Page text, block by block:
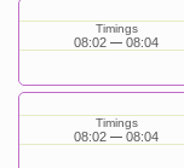
Timings
08:02 08:04
Timings
08:02 08:04